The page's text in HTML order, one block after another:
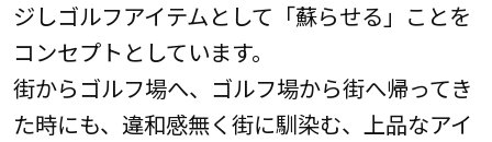
ジしゴルフアイテムとして「蘇らせる」ことを
コンセプトとしています。
街からゴルフ場へ、ゴルフ場から街へ帰ってき
た時にも、違和感無く街に馴染む、上品なアイ